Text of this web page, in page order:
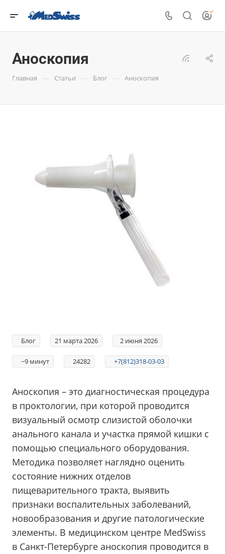
Аноскопия
Главная — Статьи — Блог — Аноскопия
Блог 21 марта 2026 2 июня 2026
~9 минут 24282 +7(812)318-03-03
Аноскопия – это диагностическая процедура
в проктологии, при которой проводится
визуальный осмотр слизистой оболочки
анального канала и участка прямой кишки с
помощью специального оборудования.
Методика позволяет наглядно оценить
состояние нижних отделов
пищеварительного тракта, выявить
признаки воспалительных заболеваний,
новообразования и другие патологические
элементы. В медицинском центре MedSwiss
в Санкт-Петербурге аноскопия проводится в